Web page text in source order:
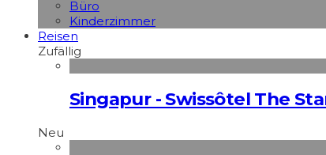
Büro
Kinderzimmer
Reisen
Zufällig
Singapur - Swissôtel The
Neu